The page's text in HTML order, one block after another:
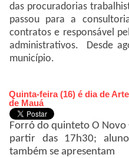
das procuradorias
passou para a
contratos e responsável
administrativos. Desde
município.
Quinta-feira (16) é dia de
de Mauá
Forró do quinteto O Novo
partir das 17h30;
também se apresentam